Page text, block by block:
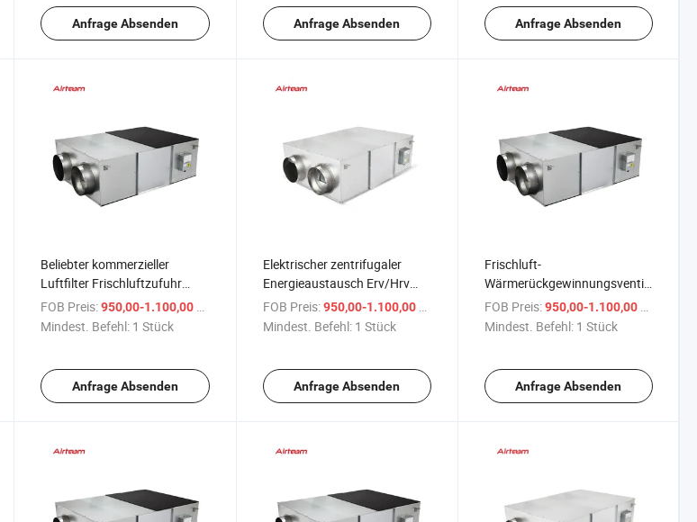
Anfrage Absenden Anfrage Absenden Anfrage Absenden
Beliebter kommerzieller
Luftfilter Frischluftzufuhr
Hrv/Erv Belüftungsventilator
für extreme
FOB Preis: 950,00-1.100,00 $
Mindest. Befehl: 1 Stück
Anfrage Absenden
Elektrischer zentrifugaler
Energieaustausch Erv/Hrv
hängend montierter,
versteckter
FOB Preis: 950,00-1.100,00 $
Mindest. Befehl: 1 Stück
Anfrage Absenden
Frischluft-
Wärmerückgewinnungsventilator
für die Deckenmontage,
kanalversteckt, zentrifugal
FOB Preis: 950,00-1.100,00 $
Mindest. Befehl: 1 Stück
Anfrage Absenden